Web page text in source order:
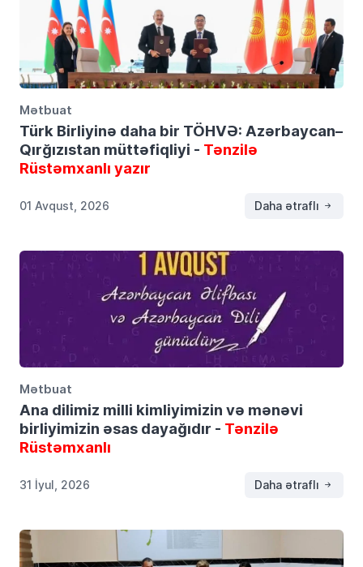
Mətbuat
Türk Birliyinə daha bir TÖHVƏ: Azərbaycan–
Qırğızıstan müttəfiqliyi - Tənzilə
Rüstəmxanlı yazır
01 Avqust, 2026 Daha ətraflı
Mətbuat
Ana dilimiz milli kimliyimizin və mənəvi
birliyimizin əsas dayağıdır - Tənzilə
Rüstəmxanlı
31 İyul, 2026 Daha ətraflı